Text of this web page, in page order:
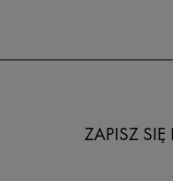
ZAPISZ SIĘ